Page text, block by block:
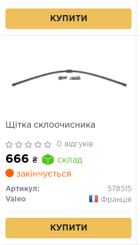
КУПИТИ
Щітка склоочисника
0 відгуків
666 ₴
склад
закінчується
Артикул:
578515
Valeo
Франція
КУПИТИ